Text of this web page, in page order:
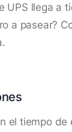
UPS llega a
a pasear?
el tiempo de